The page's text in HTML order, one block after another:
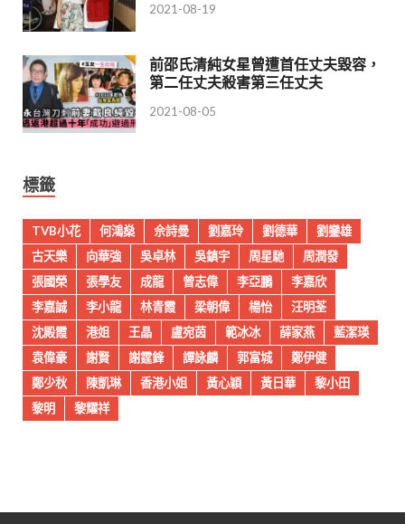
2021-08-19
前邵氏清純女星曾遭首任丈夫毀容，
第二任丈夫殺害第三任丈夫
2021-08-05
標籤
TVB小花 何鴻燊 佘詩曼 劉嘉玲 劉德華
劉鑾雄
古天樂
向華強 吳卓林 吳鎮宇 周星馳
周潤發
張國榮
張學友 成龍 曾志偉 李亞鵬
李嘉欣
李嘉誠
李小龍 林青霞 梁朝偉 楊怡
汪明荃
沈殿霞
港姐 王晶 盧宛茵 範冰冰 薛家燕
藍潔瑛
袁偉豪
謝賢 謝霆鋒 譚詠麟 郭富城
鄭伊健
鄭少秋
陳凱琳 香港小姐 黃心穎 黃日華
黎小田
黎明
黎耀祥